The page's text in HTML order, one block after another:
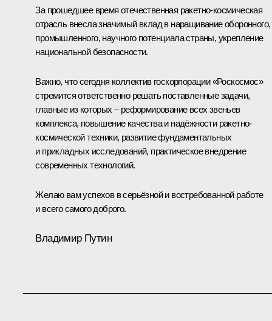
За прошедшее время отечественная ракетно-космическая
отрасль внесла значимый вклад в наращивание оборонного,
промышленного, научного потенциала страны, укрепление
национальной безопасности.
Важно, что сегодня коллектив госкорпорации «Роскосмос»
стремится ответственно решать поставленные задачи,
главные из которых – реформирование всех звеньев
комплекса, повышение качества и надёжности ракетно-
космической техники, развитие фундаментальных
и прикладных исследований, практическое внедрение
современных технологий.
Желаю вам успехов в серьёзной и востребованной работе
и всего самого доброго.
Владимир Путин